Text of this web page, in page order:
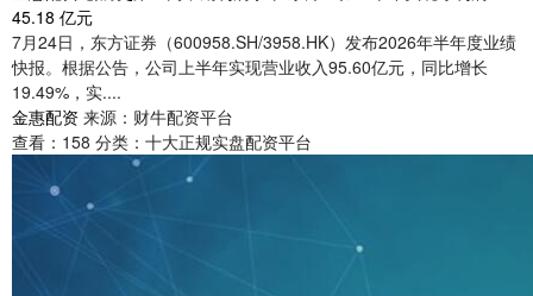
45.18 亿元
7月24日，东方证券（600958.SH/3958.HK）发布2026年半年度业绩
快报。根据公告，公司上半年实现营业收入95.60亿元，同比增长
19.49%，实....
金惠配资 来源：财牛配资平台
查看： 158 分类： 十大正规实盘配资平台